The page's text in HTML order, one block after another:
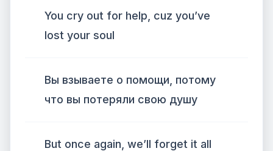
You cry out for help, cuz you’ve
lost your soul
Вы взываете о помощи, потому
что вы потеряли свою душу
But once again, we’ll forget it all